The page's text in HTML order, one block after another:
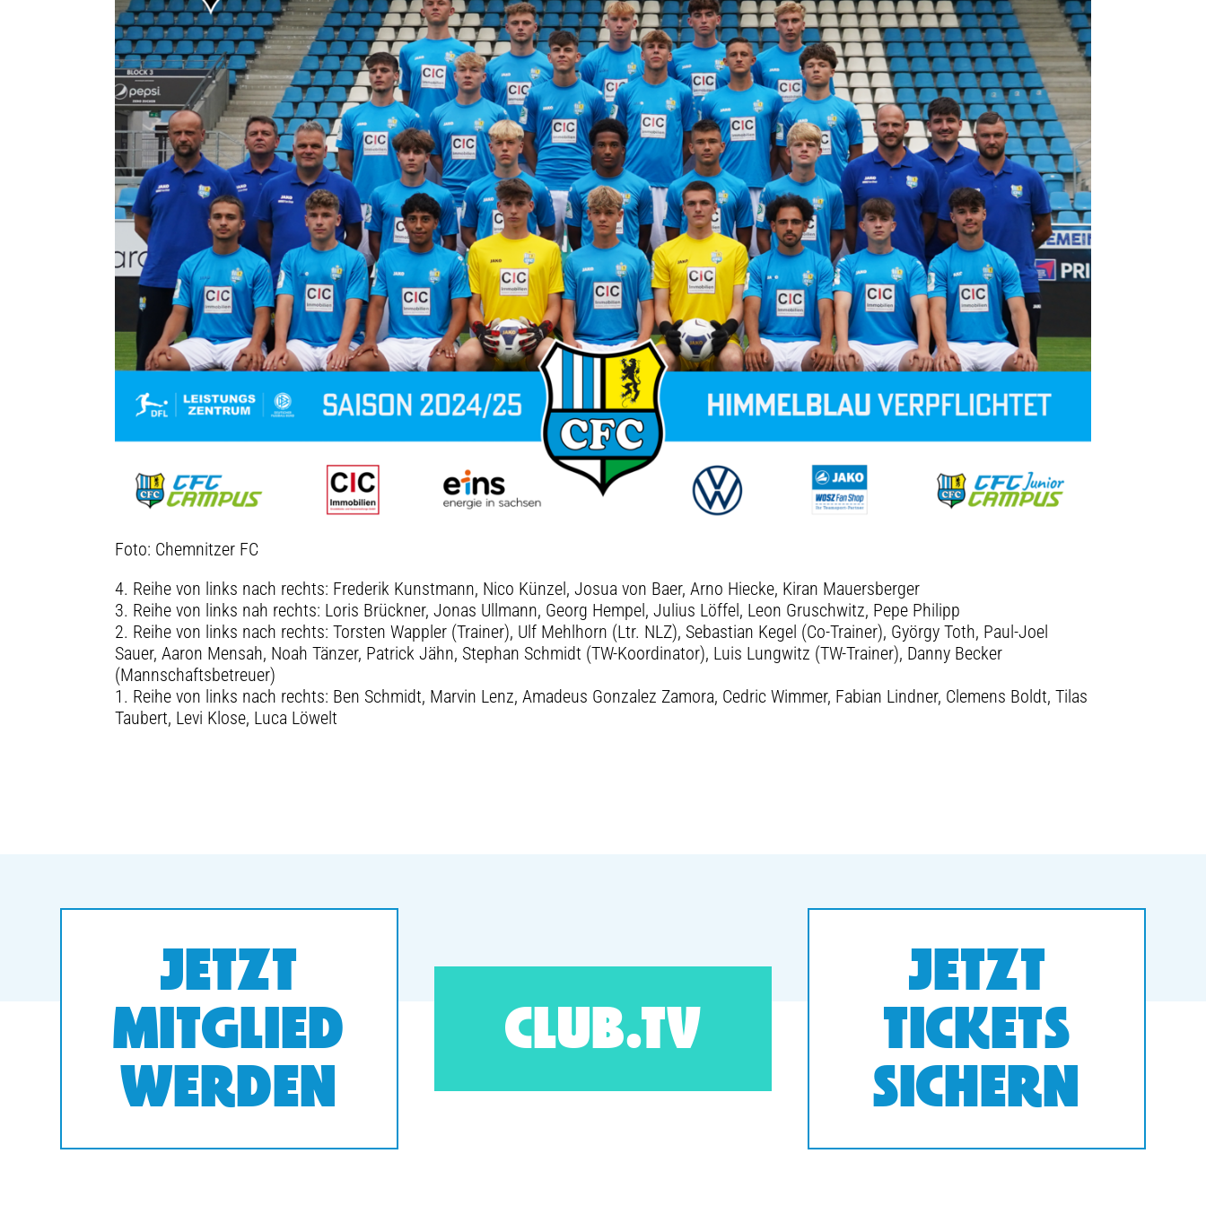
Foto: Chemnitzer FC
4. Reihe von links nach rechts: Frederik Kunstmann, Nico Künzel, Josua von Baer, Arno Hiecke, Kiran Mauersberger
3. Reihe von links nah rechts: Loris Brückner, Jonas Ullmann, Georg Hempel, Julius Löffel, Leon Gruschwitz, Pepe Philipp
2. Reihe von links nach rechts: Torsten Wappler (Trainer), Ulf Mehlhorn (Ltr. NLZ), Sebastian Kegel (Co-Trainer), György Toth, Paul-Joel
Sauer, Aaron Mensah, Noah Tänzer, Patrick Jähn, Stephan Schmidt (TW-Koordinator), Luis Lungwitz (TW-Trainer), Danny Becker
(Mannschaftsbetreuer)
1. Reihe von links nach rechts: Ben Schmidt, Marvin Lenz, Amadeus Gonzalez Zamora, Cedric Wimmer, Fabian Lindner, Clemens Boldt, Tilas
Taubert, Levi Klose, Luca Löwelt
JETZT
MITGLIED
WERDEN
CLUB.TV
JETZT
TICKETS
SICHERN